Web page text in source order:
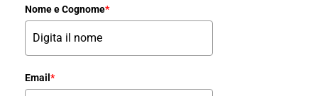
Nome e Cognome*
Email *